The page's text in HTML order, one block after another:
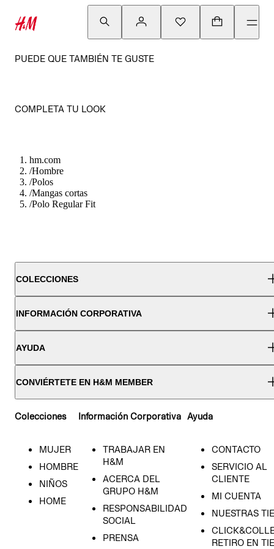
PUEDE QUE TAMBIÉN TE GUSTE
COMPLETA TU LOOK
hm.com
/Hombre
/Polos
/Mangas cortas
/Polo Regular Fit
COLECCIONES
INFORMACIÓN CORPORATIVA
AYUDA
CONVIÉRTETE EN H&M MEMBER
Colecciones
MUJER
HOMBRE
NIÑOS
HOME
Información Corporativa
TRABAJAR EN
H&M
ACERCA DEL
GRUPO H&M
RESPONSABILIDAD
SOCIAL
PRENSA
Ayuda
CONTACTO
SERVICIO AL
CLIENTE
MI CUENTA
NUESTRAS
RETIRO EN